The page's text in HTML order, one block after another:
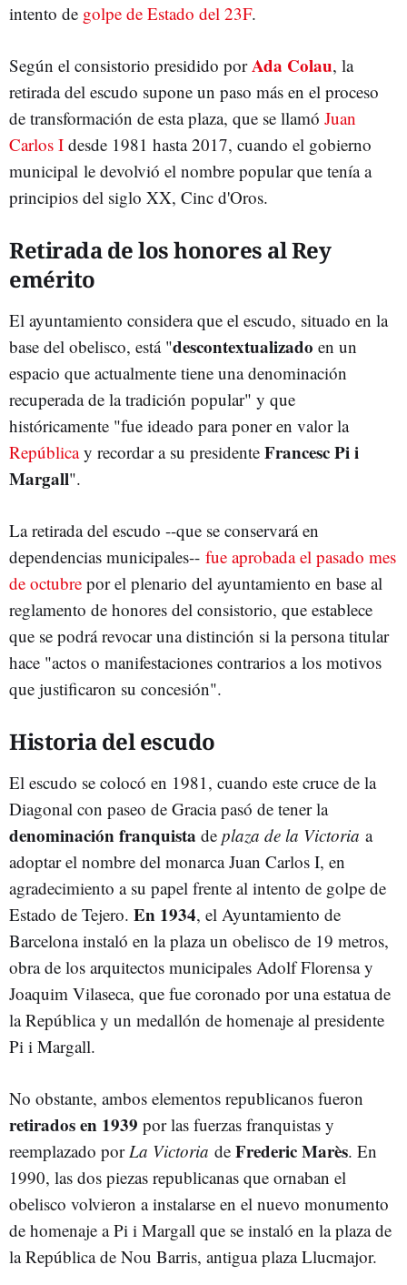
intento de golpe de Estado del 23F.
Según el consistorio presidido porAda Colau, la
retirada del escudo supone un paso más en el proceso
de transformación de esta plaza, que se llamó Juan
Carlos I desde 1981 hasta 2017, cuando el gobierno
municipal le devolvió el nombre popular que tenía a
principios del siglo XX, Cinc d'Oros.
Retirada de los honores al Rey
emérito
El ayuntamiento considera que el escudo, situado en la
base del obelisco, está "descontextualizado en un
espacio que actualmente tiene una denominación
recuperada de la tradición popular" y que
históricamente "fue ideado para poner en valor la
Repúblicay recordar a su presidente Francesc Pi i
Margall".
La retirada del escudo --que se conservará en
dependencias municipales-- fue aprobada el pasado mes
de octubre por el plenario del ayuntamiento en base al
reglamento de honores del consistorio, que establece
que se podrá revocar una distinción si la persona titular
hace "actos o manifestaciones contrarios a los motivos
que justificaron su concesión".
Historia del escudo
El escudo se colocó en 1981, cuando este cruce de la
Diagonal con paseo de Gracia pasó de tener la
denominación franquista de plaza de la Victoria a
adoptar el nombre del monarca Juan Carlos I, en
agradecimiento a su papel frente al intento de golpe de
Estado de Tejero. En 1934, el Ayuntamiento de
Barcelona instaló en la plaza un obelisco de 19 metros,
obra de los arquitectos municipales Adolf Florensa y
Joaquim Vilaseca, que fue coronado por una estatua de
la República y un medallón de homenaje al presidente
Pi i Margall.
No obstante, ambos elementos republicanos fueron
retirados en 1939 por las fuerzas franquistas y
reemplazado porLa Victoria de Frederic Marès. En
1990, las dos piezas republicanas que ornaban el
obelisco volvieron a instalarse en el nuevo monumento
de homenaje a Pi i Margall que se instaló en la plaza de
la República de Nou Barris, antigua plaza Llucmajor.